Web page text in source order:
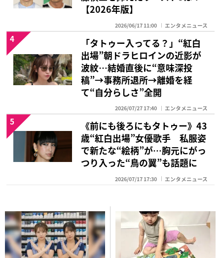
【2026年版】
2026/06/17 11:00 エンタメニュース
「タトゥー入ってる？」“紅白
出場”朝ドラヒロインの近影が
波紋…結婚直後に“意味深投
稿”→事務所退所→離婚を経
て“自分らしさ”全開
2026/07/27 17:40 エンタメニュース
4
《前にも後ろにもタトゥー》43
歳“紅白出場”女優歌手 私服姿
で新たな“絵柄”が…胸元にがっ
つり入った“鳥の翼”も話題に
2026/07/17 17:30 エンタメニュース
5